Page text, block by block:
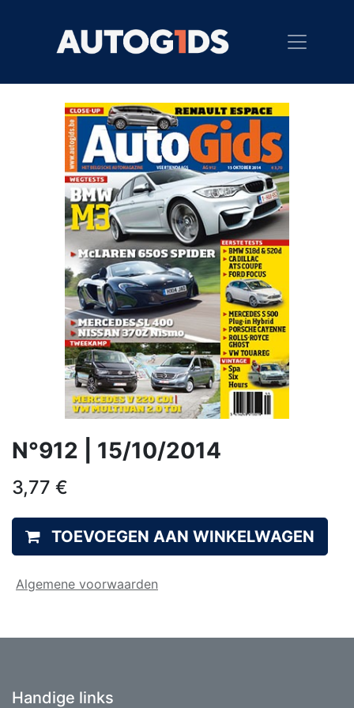
N°912 | 15/10/2014
3,77 €
TOEVOEGEN AAN WINKELWAGEN
Algemene voorwaarden
Handige links